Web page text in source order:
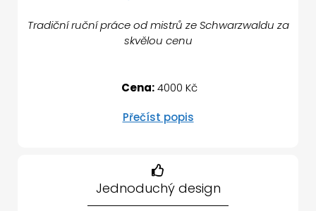
Tradiční ruční práce od mistrů ze Schwarzwaldu za
skvělou cenu
Cena:4000 Kč
Přečíst popis
Jednoduchý design